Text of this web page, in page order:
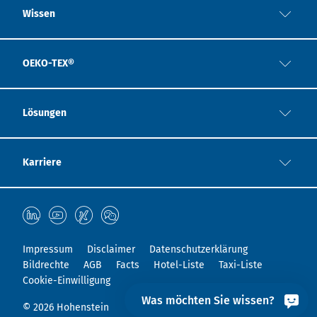
Wissen
OEKO-TEX®
Lösungen
Karriere
Impressum Disclaimer
Datenschutzerklärung
Bildrechte
AGB Facts Hotel-Liste
Taxi-Liste
Cookie-Einwilligung
© 2026 Hohenstein
Was möchten Sie wissen?